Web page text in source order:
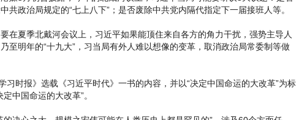
共政治局规定的“七上八下”；是否废除中共党内隔代指定下一届接班人等。
在夏季北戴河会议上，习近平如果能顶住来自各方的角力干扰，强势主导人
至明年的“十九大”，习当局有外人难以想像的变革，取消政治局常委制等做
习时报》选载《习近平时代》一书的内容，并以“决定中国命运的大改革”为标
中国命运的大改革”。